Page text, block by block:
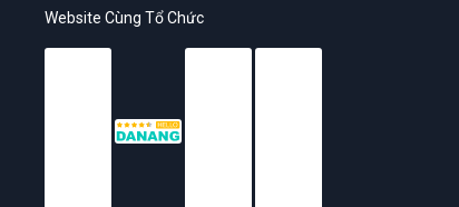
Website Cùng Tổ Chức